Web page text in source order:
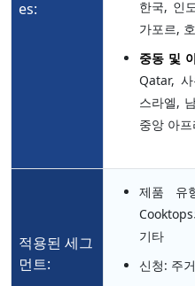
es:
한국, 인
가포르,
중동 및
Qatar,
스라엘,
중앙 아
적용된 세그
먼트:
제품 유
기타
신청: 주